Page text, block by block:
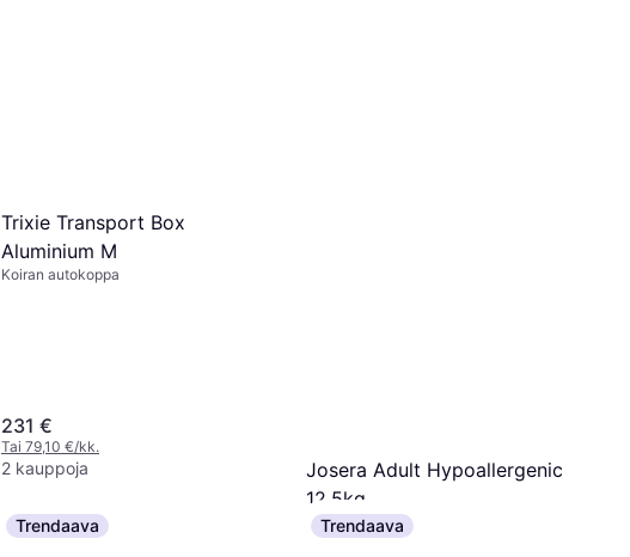
Trixie Transport Box
Aluminium M
Koiran autokoppa
231 €
Tai 79,10 €/kk.
2 kauppoja
Josera Adult Hypoallergenic
12.5kg
Koiratarvike
54,82 €
Trendaava Trendaava